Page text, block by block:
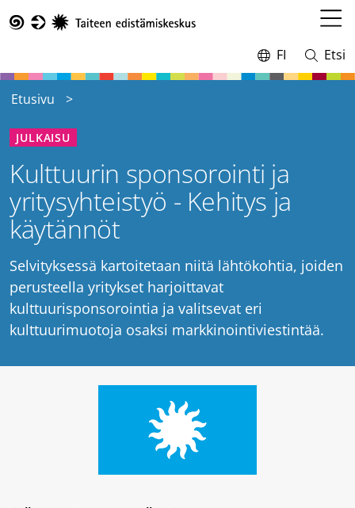
pääsisältöön
valikko
Vaihda
kieltä,
FI
Avaa
ja
Etsi
Etusivu
JULKAISU
Kulttuurin sponsorointi ja
yritysyhteistyö - Kehitys ja
käytännöt
Selvityksessä kartoitetaan niitä lähtökohtia, joiden
perusteella yritykset harjoittavat
kulttuurisponsorointia ja valitsevat eri
kulttuurimuotoja osaksi markkinointiviestintää.